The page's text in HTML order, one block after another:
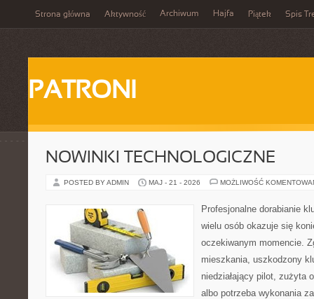
Strona główna Aktywność Archiwum Hajfa Piątek Spis
PATRONI
NOWINKI TECHNOLOGICZNE
POSTED BY ADMIN MAJ - 21 - 2026 MOŻLIWOŚĆ
Profesjonalne dorabianie
wielu osób okazuje się
oczekiwanym momencie.
mieszkania, uszkodzony
niedziałający pilot, zużyta
albo potrzeba wykonania